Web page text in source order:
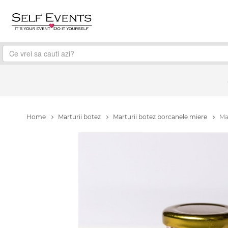
Home Marturii botez Marturii botez borcanele miere